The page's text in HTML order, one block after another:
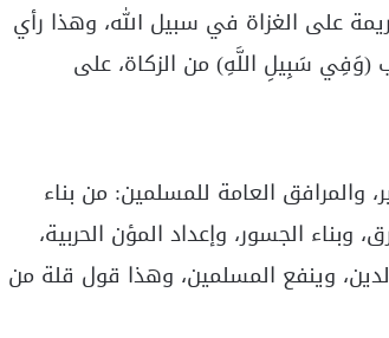
على الغزاة في سبيل الله، وهذا رأي
سَبِيلِ اللَّهِ) من الزكاة، على
والمرافق العامة للمسلمين: من بناء
وبناء الجسور، وإعداد المؤن الحربية،
وينفع المسلمين، وهذا قول قلة من